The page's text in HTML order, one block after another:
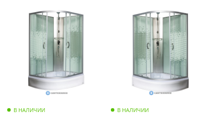
В НАЛИЧИИ В НАЛИЧИИ